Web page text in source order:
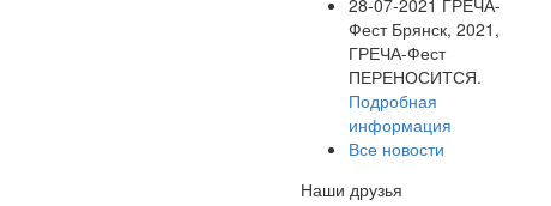
Фест Брянск, 2021,
ГРЕЧА-Фест
ПЕРЕНОСИТСЯ.
Подробная
информация
Все новости
Наши друзья